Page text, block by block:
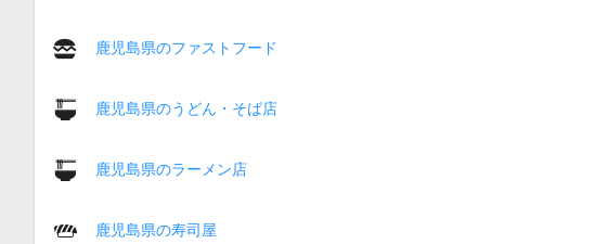
鹿児島県のファストフード
鹿児島県のうどん・そば店
鹿児島県のラーメン店
鹿児島県の寿司屋